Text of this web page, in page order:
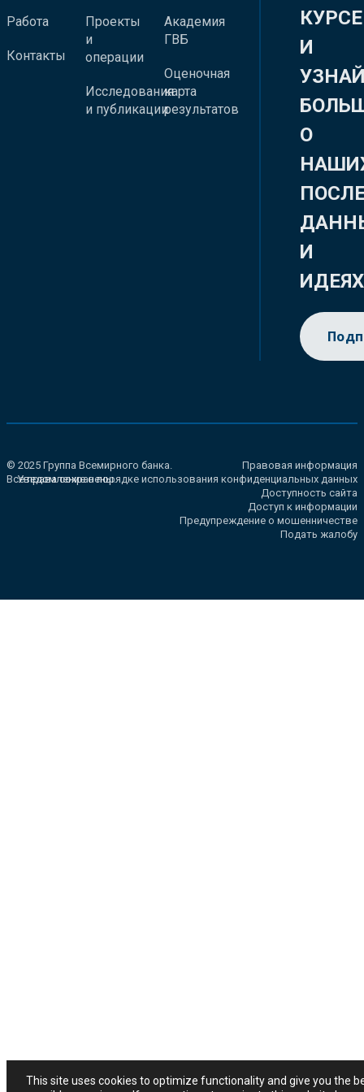
Работа
Контакты
Проекты
и
операции
Исследования
и публикации
Академия
ГВБ
Оценочная
карта
результатов
КУРСЕ
И
О
И
ИДЕЯХ
© 2025 Группа Всемирного банка.
Все права сохранены.
Правовая информация
Уведомление о порядке использования конфиденциальных данных
Доступность сайта
Доступ к информации
Предупреждение о мошенничестве
Подать жалобу
This site uses cookies to optimize functionality and give you the